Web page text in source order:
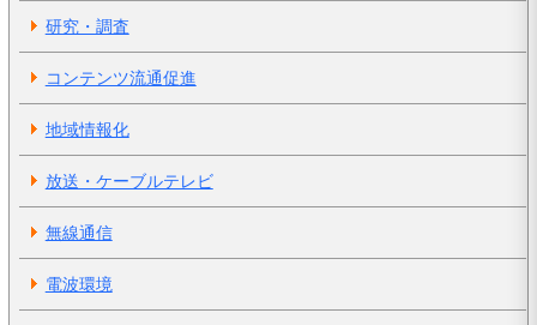
研究・調査
コンテンツ流通促進
地域情報化
放送・ケーブルテレビ
無線通信
電波環境